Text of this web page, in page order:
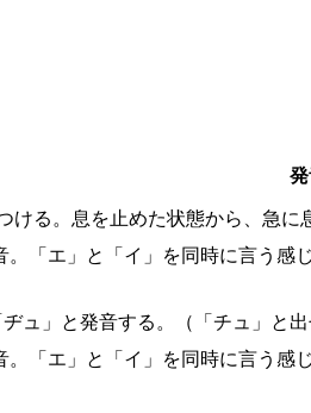
ける。息を止めた状態から、急
「エ」と「イ」を同時に言う感
ュ」と発音する。（「チュ」と出
「エ」と「イ」を同時に言う感